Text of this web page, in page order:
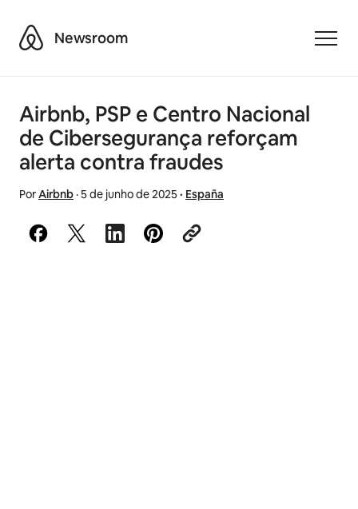
AirbnbNewsroom
Airbnb, PSP e Centro Nacional
de Cibersegurança reforçam
alerta contra fraudes
PorAirbnb·5 de junho de 2025· España